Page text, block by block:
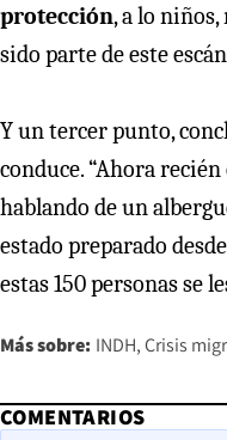
protección, a lo
sido parte de este
Y un tercer punto,
conduce. “Ahora
hablando de un
estado preparado
estas 150 personas se
Más sobre: INDH Crisis
COMENTARIOS